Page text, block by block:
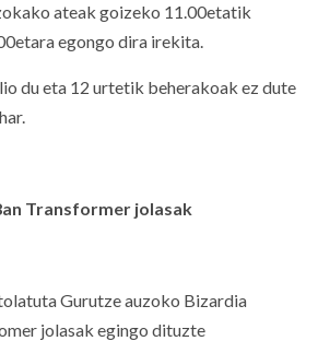
ateak goizeko 11.00etatik
egongo dira irekita.
du eta 12 urtetik beherakoak ez dute
Transformer jolasak
Gurutze auzoko Bizardia
jolasak egingo dituzte